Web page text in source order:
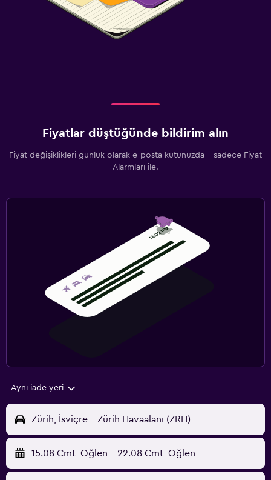
Fiyatlar düştüğünde bildirim alın
Fiyat değişiklikleri günlük olarak e-posta kutunuzda - sadece Fiyat
Alarmları ile.
Aynı iade yeri
Zürih, İsviçre - Zürih Havaalanı (ZRH)
15.08 Cmt Öğlen - 22.08 Cmt Öğlen